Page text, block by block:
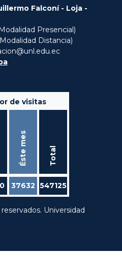
Falconí - Loja -
Presencial)
Distancia)
de visitas
Éste mes Total
37632 547125
Universidad